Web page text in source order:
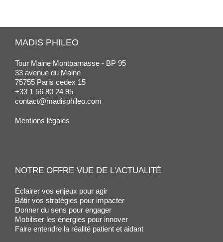
MADIS PHILEO
Tour Maine Montparnasse - BP 95
33 avenue du Maine
75755 Paris cedex 15
+33 1 56 80 24 95
contact@madisphileo.com
Mentions légales
NOTRE OFFRE VUE DE L'ACTUALITÉ
Éclairer vos enjeux pour agir
Bâtir vos stratégies pour impacter
Donner du sens pour engager
Mobiliser les énergies pour innover
Faire entendre la réalité patient et aidant